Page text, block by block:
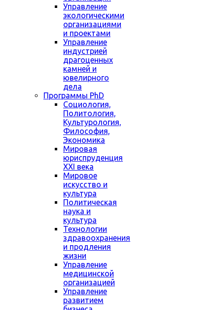
Управление
экологическими
организациями
и проектами
Управление
индустрией
драгоценных
камней и
ювелирного
дела
Программы PhD
Социология,
Политология,
Культурология,
Философия,
Экономика
Мировая
юриспруденция
XXI века
Мировое
искусство и
культура
Политическая
наука и
культура
Технологии
здравоохранения
и продления
жизни
Управление
медицинской
организацией
Управление
развитием